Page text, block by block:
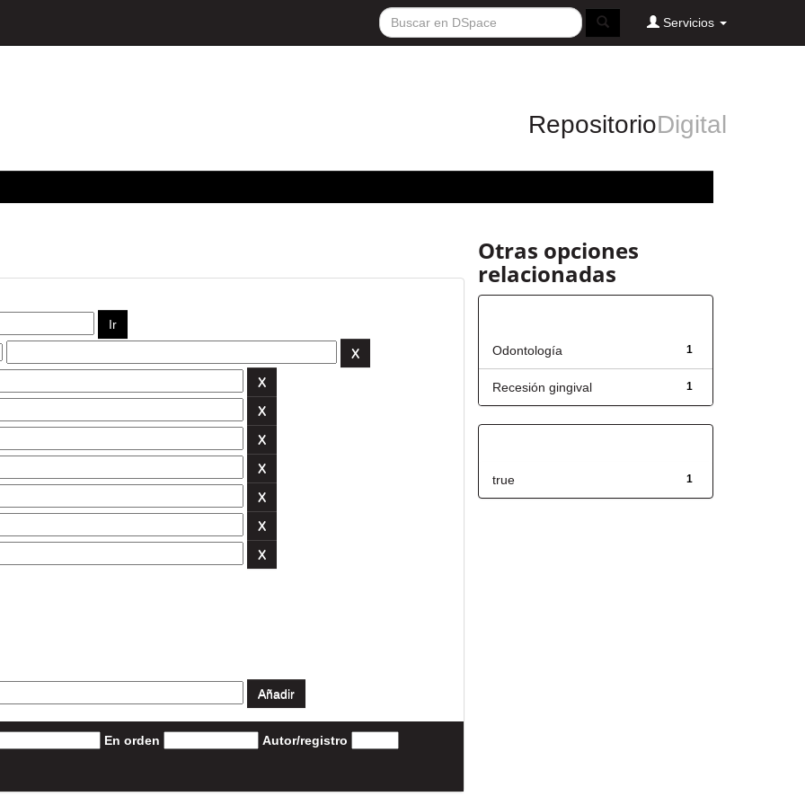
Servicios
RepositorioDigital
En orden Autor/registro
Otras opciones
relacionadas
1
Odontología
1
Recesión gingival
1
true